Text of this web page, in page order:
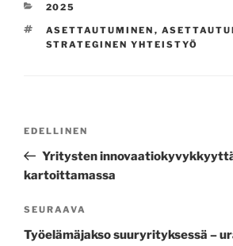
KATEGORIAT
2025
AVAINSANAT
ASETTAUTUMINEN ,
STRATEGINEN YHTEISTYÖ
Edellinen
artikkeli
EDELLINEN
Yritysten
kartoittamassa
Seuraava
artikkeli
SEURAAVA
Työelämäjakso suuryrityksessä –